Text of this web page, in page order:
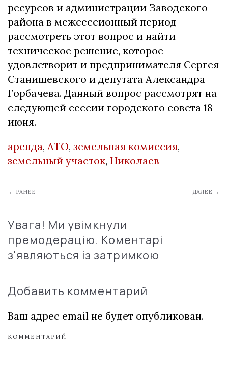
ресурсов и администрации Заводского
района в межсессионный период
рассмотреть этот вопрос и найти
техническое решение, которое
удовлетворит и предпринимателя Сергея
Станишевского и депутата Александра
Горбачева. Данный вопрос рассмотрят на
следующей сессии городского совета 18
июня.
аренда, АТО, земельная комиссия,
земельный участок, Николаев
← РАНЕЕ ДАЛЕЕ →
Увага! Ми увімкнули
премодерацію. Коментарі
з'являються із затримкою
Добавить комментарий
Ваш адрес email не будет опубликован.
КОММЕНТАРИЙ